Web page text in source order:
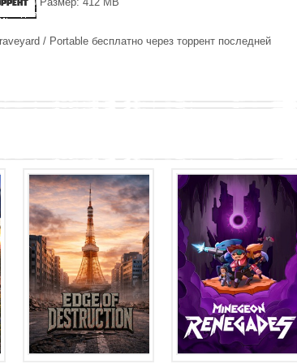
/ Portable бесплатно через торрент последней